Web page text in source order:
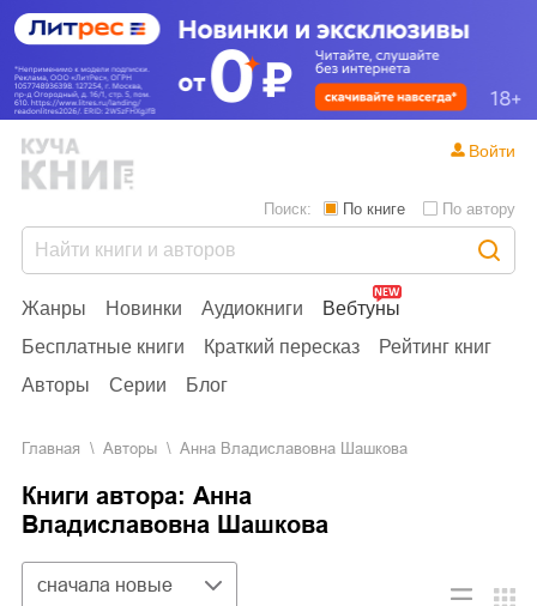
Жанры Новинки Аудиокниги
Вебтуны
Бесплатные книги
Краткий пересказ
Рейтинг книг
Авторы
Серии Блог
Поиск: По книге По автору
Войти
Главная Aвторы Анна Владиславовна Шашкова
Книги автора: Анна
Владиславовна Шашкова
Сортировка
сначала новые